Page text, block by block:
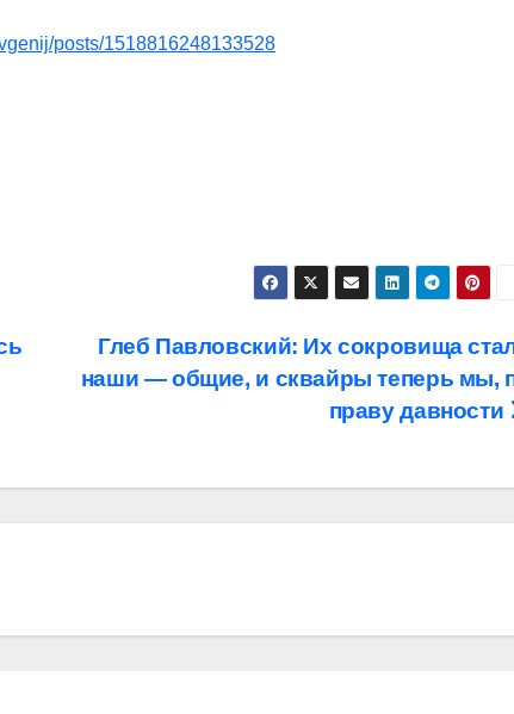
posts/1518816248133528
Глеб Павловский: Их сокровища
наши — общие, и сквайры теперь мы,
праву давности